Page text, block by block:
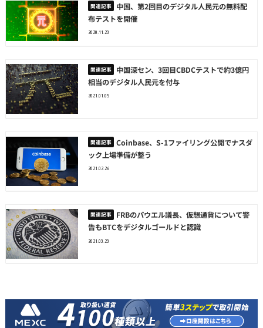
中国、第2回目のデジタル人民元の無料配
布テストを開催
2020.11.23
中国深セン、3回目CBDCテストで約3億円
相当のデジタル人民元を付与
2021.01.05
Coinbase、S-1ファイリング公開でナスダ
ック上場準備が整う
2021.02.26
FRBのパウエル議長、仮想通貨について警
告もBTCをデジタルゴールドと認識
2021.03.23